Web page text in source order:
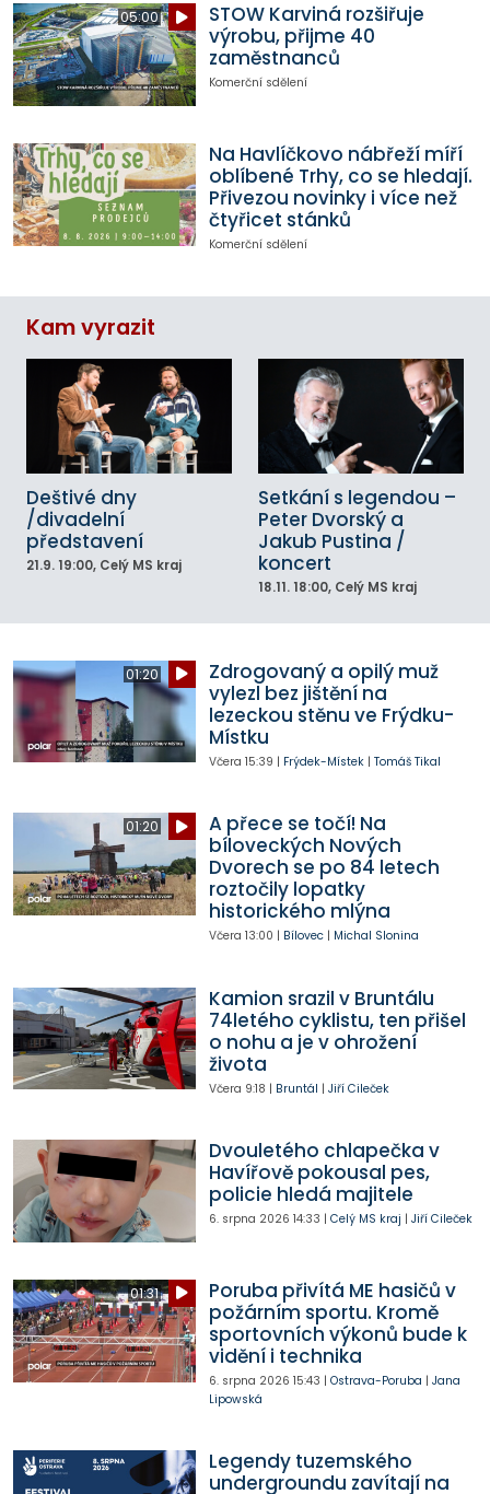
05:00
STOW Karviná rozšiřuje
výrobu, přijme 40
zaměstnanců
Komerční sdělení
Na Havlíčkovo nábřeží míří
oblíbené Trhy, co se hledají.
Přivezou novinky i více než
čtyřicet stánků
Komerční sdělení
Kam vyrazit
Deštivé dny
/divadelní
představení
21.9. 19:00, Celý MS kraj
Setkání s legendou –
Peter Dvorský a
Jakub Pustina /
koncert
18.11. 18:00, Celý MS kraj
01:20
Zdrogovaný a opilý muž
vylezl bez jištění na
lezeckou stěnu ve Frýdku-
Místku
Včera 15:39 | Frýdek-Místek| Tomáš Tikal
01:20
A přece se točí! Na
bíloveckých Nových
Dvorech se po 84 letech
roztočily lopatky
historického mlýna
Včera 13:00 | Bílovec| Michal Slonina
Kamion srazil v Bruntálu
74letého cyklistu, ten přišel
o nohu a je v ohrožení
života
Včera 9:18 | Bruntál | Jiří Cileček
Dvouletého chlapečka v
Havířově pokousal pes,
policie hledá majitele
6. srpna 2026 14:33 | Celý MS kraj | Jiří Cileček
01:31
Poruba přivítá ME hasičů v
požárním sportu. Kromě
sportovních výkonů bude k
vidění i technika
6. srpna 2026 15:43 | Ostrava-Poruba | Jana
Lipowská
Legendy tuzemského
undergroundu zavítají na